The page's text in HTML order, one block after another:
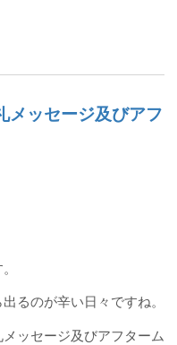
メッセージ及びアフ
るのが辛い日々ですね。
ッセージ及びアフターム